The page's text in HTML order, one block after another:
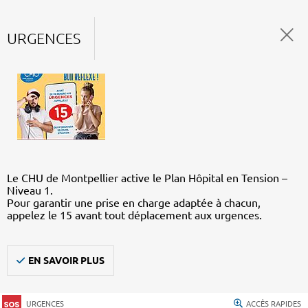
URGENCES
Le CHU de Montpellier active le Plan Hôpital en Tension –
Niveau 1.
Pour garantir une prise en charge adaptée à chacun,
appelez le 15 avant tout déplacement aux urgences.
EN SAVOIR PLUS
URGENCES ACCÈS RAPIDES